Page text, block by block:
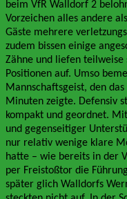
beim VfR Walldorf 2
Vorzeichen alles andere
Gäste mehrere
zudem bissen einige
Zähne und liefen
Positionen auf. Umso
Mannschaftsgeist, den
Minuten zeigte. Defensiv
kompakt und geordnet.
und gegenseitiger
nur relativ wenige klare
hatte – wie bereits in der
per Freistoßtor die
später glich Walldorfs